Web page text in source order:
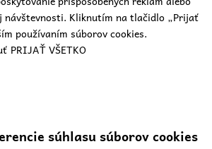
návštevnosti. Kliknutím na tlačidlo „Prijať
používaním súborov cookies.
PRIJAŤ VŠETKO
súhlasu súborov cookies